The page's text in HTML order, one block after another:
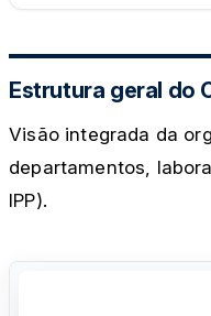
Estrutura geral do
Visão integrada da
departamentos,
IPP).